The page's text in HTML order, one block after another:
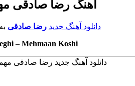
آهنگ رضا صادقی
دانلود آهنگ جدید رضا صادقی
– Mehmaan Koshi